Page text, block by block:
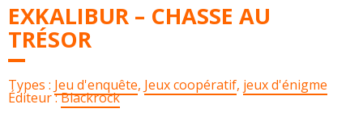
EXKALIBUR – CHASSE AU
TRÉSOR
Types : Jeu d'enquête, Jeux coopératif, jeux d'énigme
Éditeur :Blackrock